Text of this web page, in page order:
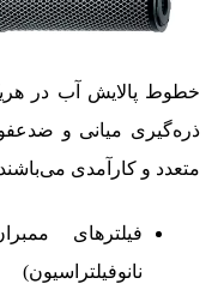
خطوط پالایش آب در
ذره‌گیری میانی و
متعدد و کارآمدی می‌باشند
فیلترهای
نانوفیلتراسیون)